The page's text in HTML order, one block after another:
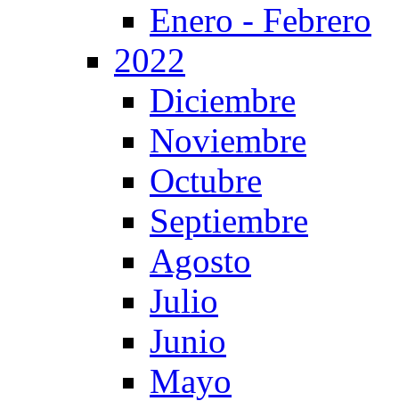
Enero - Febrero
2022
Diciembre
Noviembre
Octubre
Septiembre
Agosto
Julio
Junio
Mayo